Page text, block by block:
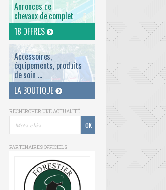
Annonces de
chevaux de complet
18 OFFRES
Accessoires,
équipements, produits
de soin ...
LA BOUTIQUE
RECHERCHER UNE ACTUALITÉ
PARTENAIRES OFFICIELS